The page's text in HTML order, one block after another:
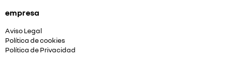
empresa
Aviso Legal
Política de cookies
Política de Privacidad